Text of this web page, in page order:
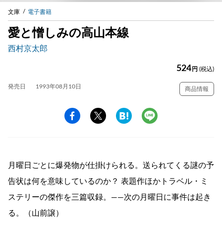
文庫 電子書籍
愛と憎しみの高山本線
西村京太郎
524 円 (税込)
発売日 1993年08月10日 商品情報
月曜日ごとに爆発物が仕掛けられる。送られてくる謎の予
告状は何を意味しているのか？ 表題作ほかトラベル・ミ
ステリーの傑作を三篇収録。——次の月曜日に事件は起き
る。（山前譲）